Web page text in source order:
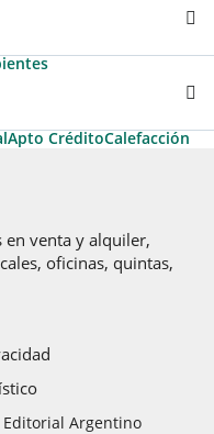
Apto CréditoCalefacción
en venta y alquiler,
oficinas, quintas,
Argentino